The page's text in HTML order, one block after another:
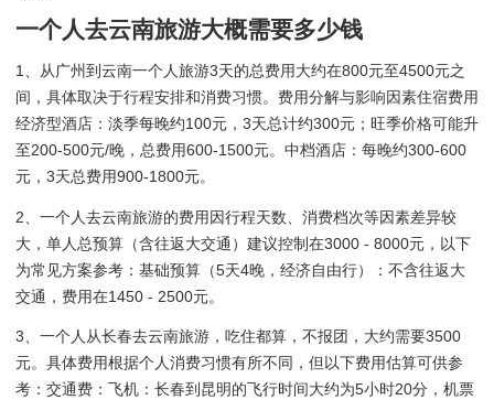
一个人去云南旅游大概需要多少钱
1、从广州到云南一个人旅游3天的总费用大约在800元至4500元之
间，具体取决于行程安排和消费习惯。费用分解与影响因素住宿费用
经济型酒店：淡季每晚约100元，3天总计约300元；旺季价格可能升
至200-500元/晚，总费用600-1500元。中档酒店：每晚约300-600
元，3天总费用900-1800元。
2、一个人去云南旅游的费用因行程天数、消费档次等因素差异较
大，单人总预算（含往返大交通）建议控制在3000 - 8000元，以下
为常见方案参考：基础预算（5天4晚，经济自由行）：不含往返大
交通，费用在1450 - 2500元。
3、一个人从长春去云南旅游，吃住都算，不报团，大约需要3500
元。具体费用根据个人消费习惯有所不同，但以下费用估算可供参
考：交通费：飞机：长春到昆明的飞行时间大约为5小时20分，机票